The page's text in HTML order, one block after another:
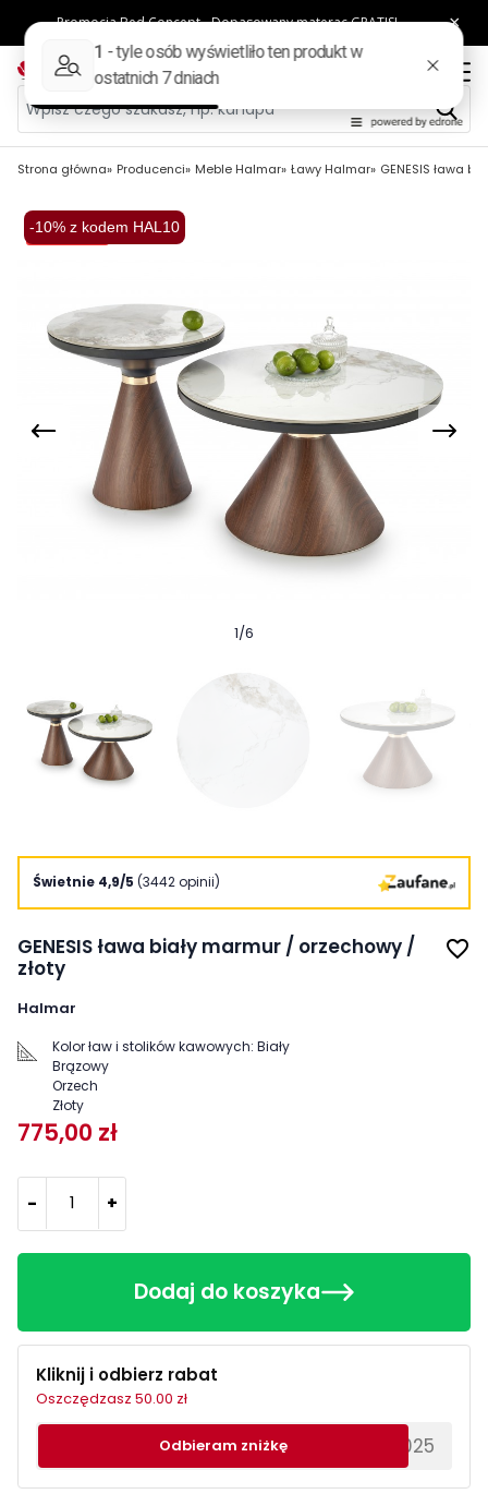
Strona główna Producenci Meble Halmar Ławy Halmar GENESIS ława
-10% z kodem HAL10
Wysyłka 48H
1/6
Świetnie 4,9/5 (3442 opinii)
GENESIS ława biały marmur / orzechowy /
złoty
favorite_border
Halmar
Kolor ław i stolików kawowych: Biały
Brązowy
Orzech
Złoty
775,00 zł
- +
Dodaj do koszyka
Kliknij i odbierz rabat
Oszczędzasz 50.00 zł
********EWS2025
Odbieram zniżkę